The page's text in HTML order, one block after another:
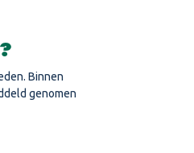
Binnen
genomen